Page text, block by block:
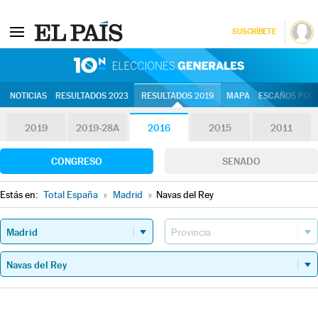
SUSCRÍBETE
NOTICIAS RESULTADOS 2023 RESULTADOS 2019 MAPA ESCAÑOS
2019 2019-28A 2016 2015 2011
CONGRESO SENADO
Estás en: Total España » Madrid » Navas del Rey